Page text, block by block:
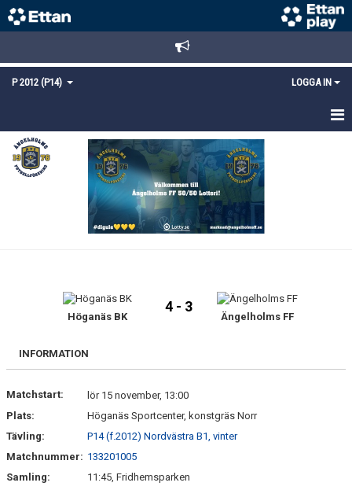
P 2012 (P14) LOGGA IN
HEM
TRUPPEN
Höganäs BK
4 - 3
Ängelholms FF
INFORMATION
Matchstart:
lör 15 november, 13:00
Plats:
Höganäs Sportcenter, konstgräs Norr
Tävling:
P14 (f.2012) Nordvästra B1, vinter
Matchnummer: 133201005
Samling:
11:45, Fridhemsparken